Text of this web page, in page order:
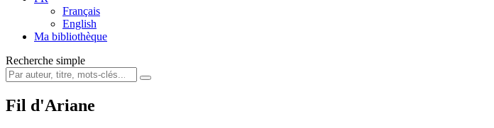
Français
English
Ma bibliothèque
Recherche simple
Fil d'Ariane